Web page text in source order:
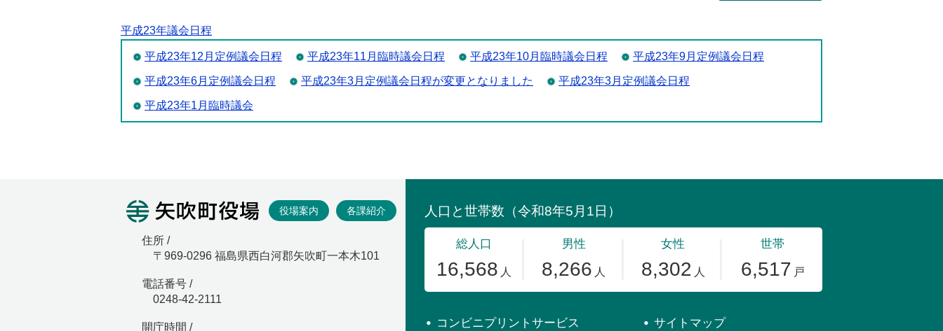
平成23年議会日程
平成23年12月定例議会日程 平成23年11月臨時議会日程 平成23年10月臨時議会日程 平成23年9月定例議会日程
平成23年6月定例議会日程 平成23年3月定例議会日程が変更となりました 平成23年3月定例議会日程
平成23年1月臨時議会
矢吹町役場
役場案内 各課紹介
住所 /
〒969-0296 福島県西白河郡矢吹町一本木101
電話番号 /
0248-42-2111
開庁時間 / コンビニプリントサービス サイトマップ